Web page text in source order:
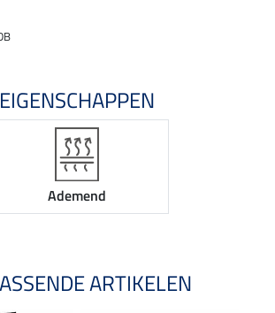
EIGENSCHAPPEN
Ademend
ARTIKELEN